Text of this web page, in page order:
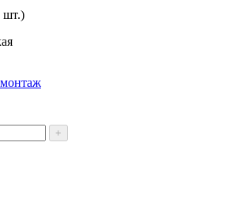
шт.)
+